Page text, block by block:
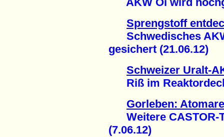
Sprengstoff
Schwedisches
gesichert (21.06.12)
Schweizer Uralt-
Riß im
Gorleben:
Weitere CASTOR-
(7.06.12)